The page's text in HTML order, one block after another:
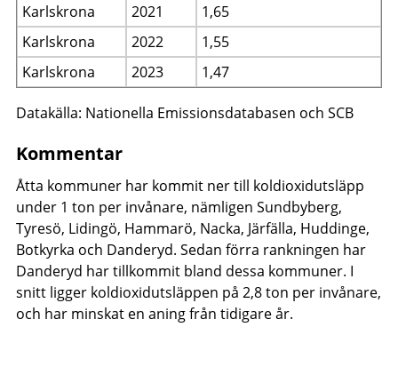
Karlskrona
2021
1,65
Karlskrona
2022
1,55
Karlskrona
2023 1,47
Datakälla: Nationella Emissionsdatabasen och SCB
Kommentar
Åtta kommuner har kommit ner till koldioxidutsläpp
under 1 ton per invånare, nämligen Sundbyberg,
Tyresö, Lidingö, Hammarö, Nacka, Järfälla, Huddinge,
Botkyrka och Danderyd. Sedan förra rankningen har
Danderyd har tillkommit bland dessa kommuner. I
snitt ligger koldioxidutsläppen på 2,8 ton per invånare,
och har minskat en aning från tidigare år.